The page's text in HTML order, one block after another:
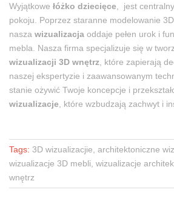
Wyjątkowe łóżko dziecięce , jest
pokoju. Poprzez staranne modelowanie
nasza wizualizacja oddaje pełen urok i
mebla. Nasza firma specjalizuje się w
wizualizacji 3D wnętrz , które zapierają
naszej ekspertyzie i zaawansowanym
stanie ożywić Twoje koncepcje i
wizualizacje , które wzbudzają zachwyt i
Tags: 3D wizualizacjie, architektoniczne
wizualizacje 3D mebli, wizualizacje
wnętrz